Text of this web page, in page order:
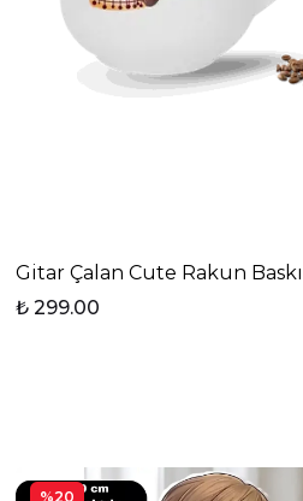
Kupa Bardak Çay Kahve
Gitar Çalan Cute Rakun
₺ 299.00
%20